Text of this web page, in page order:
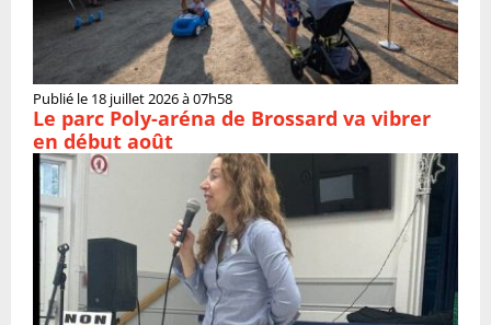
Publié le 18 juillet 2026 à 07h58
Le parc Poly-aréna de Brossard va vibrer
en début août